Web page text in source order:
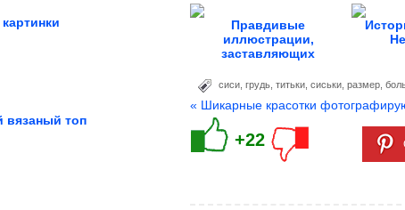
вязаный топ
Правдивые
иллюстрации,
заставляющих
сиси грудь титьки сиськи размер
« Шикарные красотки
+22